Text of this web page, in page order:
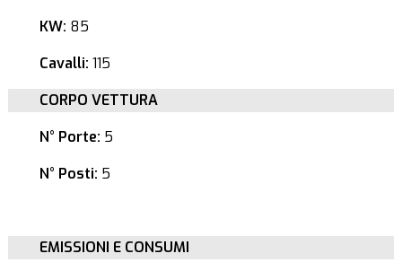
KW: 85
Cavalli: 115
CORPO VETTURA
N° Porte: 5
N° Posti: 5
EMISSIONI E CONSUMI